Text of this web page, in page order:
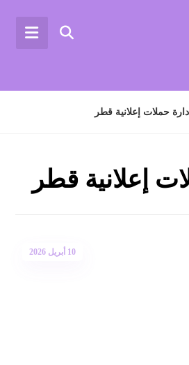
إدارة حملات إعلانية قطر
إعلانية قطر
10 أبريل 2026